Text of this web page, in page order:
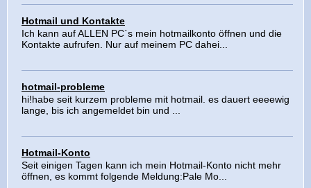
Hotmail und Kontakte
Ich kann auf ALLEN PC`s mein hotmailkonto öffnen und die
Kontakte aufrufen. Nur auf meinem PC dahei...
hotmail-probleme
hi!habe seit kurzem probleme mit hotmail. es dauert eeeewig
lange, bis ich angemeldet bin und ...
Hotmail-Konto
Seit einigen Tagen kann ich mein Hotmail-Konto nicht mehr
öffnen, es kommt folgende Meldung:Pale Mo...